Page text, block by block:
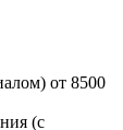
от 8500
(с